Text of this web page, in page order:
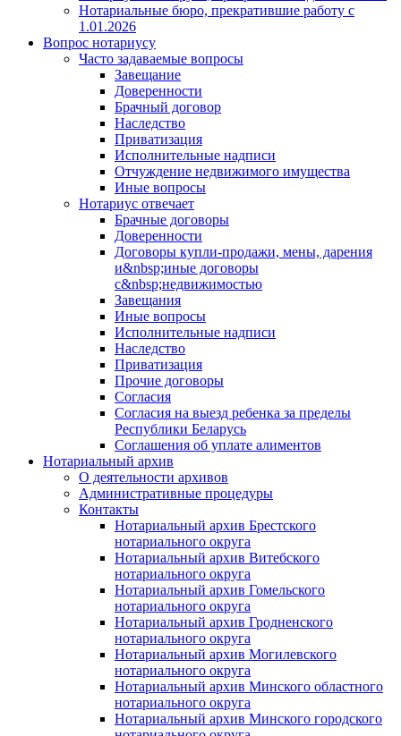
Нотариальные бюро, прекратившие работу с
1.01.2026
Вопрос нотариусу
Часто задаваемые вопросы
Завещание
Доверенности
Брачный договор
Наследство
Приватизация
Исполнительные надписи
Отчуждение недвижимого имущества
Иные вопросы
Нотариус отвечает
Брачные договоры
Доверенности
Договоры купли-продажи, мены, дарения
и&nbsp;иные договоры
с&nbsp;недвижимостью
Завещания
Иные вопросы
Исполнительные надписи
Наследство
Приватизация
Прочие договоры
Согласия
Согласия на выезд ребенка за пределы
Республики Беларусь
Соглашения об уплате алиментов
Нотариальный архив
О деятельности архивов
Административные процедуры
Контакты
Нотариальный архив Брестского
нотариального округа
Нотариальный архив Витебского
нотариального округа
Нотариальный архив Гомельского
нотариального округа
Нотариальный архив Гродненского
нотариального округа
Нотариальный архив Могилевского
нотариального округа
Нотариальный архив Минского областного
нотариального округа
Нотариальный архив Минского городского